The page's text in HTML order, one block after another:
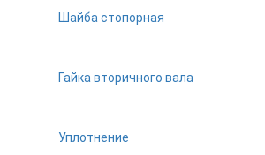
Шайба стопорная
Гайка вторичного вала
Уплотнение